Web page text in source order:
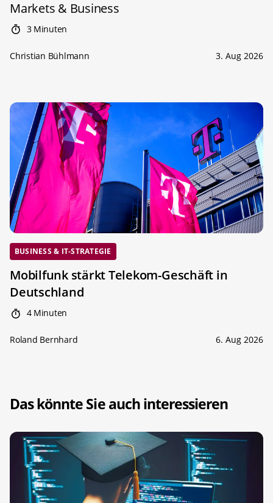
Markets & Business
3 Minuten
Christian Bühlmann 3. Aug 2026
BUSINESS & IT-STRATEGIE
Mobilfunk stärkt Telekom-Geschäft in
Deutschland
4 Minuten
Roland Bernhard 6. Aug 2026
Das könnte Sie auch interessieren